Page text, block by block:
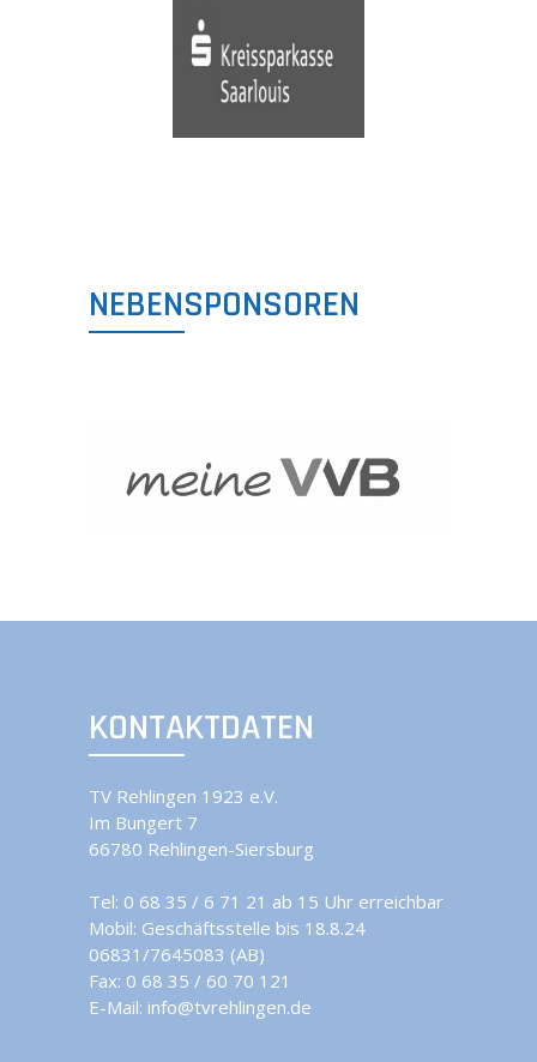
NEBENSPONSOREN
KONTAKTDATEN
TV Rehlingen 1923 e.V.
Im Bungert 7
66780 Rehlingen-Siersburg
Tel: 0 68 35 / 6 71 21 ab 15 Uhr erreichbar
Mobil: Geschäftsstelle bis 18.8.24
06831/7645083 (AB)
Fax: 0 68 35 / 60 70 121
E-Mail: info@tvrehlingen.de